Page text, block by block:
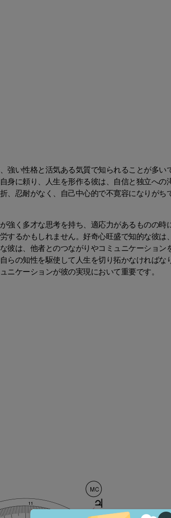
強い性格と活気ある気質で知られることが多い
身に頼り、人生を形作る彼は、自信と独立への
、忍耐がなく、自己中心的で不寛容になりがち
強く多才な思考を持ち、適応力があるものの時
するかもしれません。好奇心旺盛で知的な彼は
彼は、他者とのつながりやコミュニケーション
らの知性を駆使して人生を切り拓かなければな
ケーションが彼の実現において重要です。